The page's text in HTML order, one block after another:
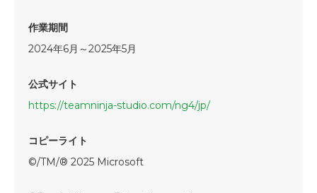
作業期間
2024年6月～2025年5月
公式サイト
https://teamninja-studio.com/ng4/jp/
コピーライト
©/TM/® 2025 Microsoft